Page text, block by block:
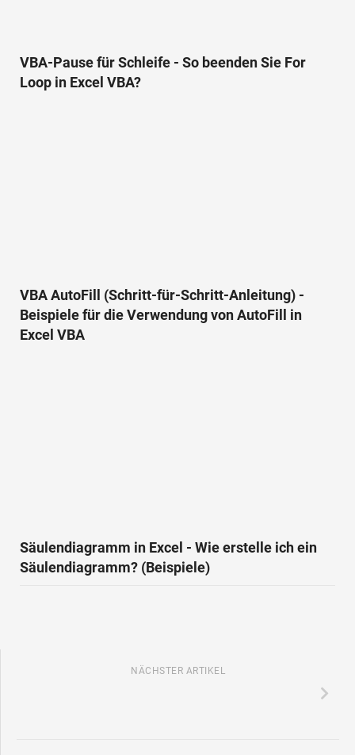
VBA-Pause für Schleife - So beenden Sie For
Loop in Excel VBA?
VBA AutoFill (Schritt-für-Schritt-Anleitung) -
Beispiele für die Verwendung von AutoFill in
Excel VBA
Säulendiagramm in Excel - Wie erstelle ich ein
Säulendiagramm? (Beispiele)
NÄCHSTER ARTIKEL